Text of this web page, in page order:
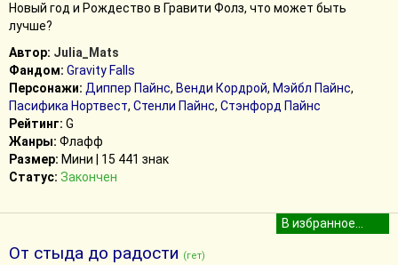
Новый год и Рождество в Гравити Фолз, что может быть
лучше?
Автор: Julia_Mats
Фандом: Gravity Falls
Персонажи: Диппер Пайнс, Венди Кордрой, Мэйбл Пайнс,
Пасифика Нортвест, Стенли Пайнс, Стэнфорд Пайнс
Рейтинг: G
Жанры: Флафф
Размер: Мини | 15 441 знак
Статус: Закончен
От стыда до радости (гет)